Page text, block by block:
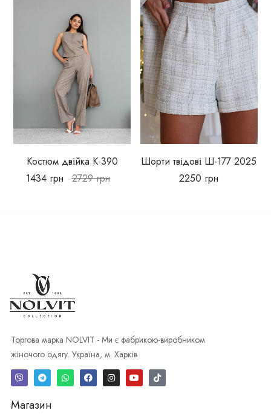
Костюм двійка К-390
1434 грн 2729грн
Шорти твідові Ш-177 2025
2250 грн
Торгова марка NOLVIT - Ми є фабрикою-виробником
жіночого одягу. Україна, м. Харків
Магазин